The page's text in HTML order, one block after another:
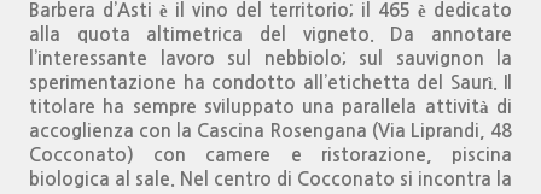
Barbera d’Asti è il vino del territorio; il 465 è dedicato
alla quota altimetrica del vigneto. Da annotare
l’interessante lavoro sul nebbiolo; sul sauvignon la
sperimentazione ha condotto all’etichetta del Saurì. Il
titolare ha sempre sviluppato una parallela attività di
accoglienza con la Cascina Rosengana (Via Liprandi, 48
Cocconato) con camere e ristorazione, piscina
biologica al sale. Nel centro di Cocconato si incontra la